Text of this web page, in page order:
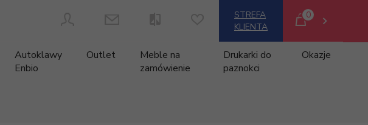
STREFA
KLIENTA
0
Autoklawy
Enbio
Outlet
Meble na
zamówienie
Drukarki do
paznokci
Okazje